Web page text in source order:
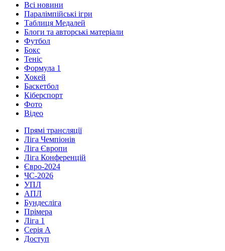
Всі новини
Паралімпійські ігри
Таблиця Медалей
Блоги та авторські матеріали
Футбол
Бокс
Теніс
Формула 1
Хокей
Баскетбол
Кіберспорт
Фото
Відео
Прямі трансляції
Ліга Чемпіонів
Ліга Європи
Ліга Конференцій
Євро-2024
ЧС-2026
УПЛ
АПЛ
Бундесліга
Прімера
Ліга 1
Серія А
Доступ